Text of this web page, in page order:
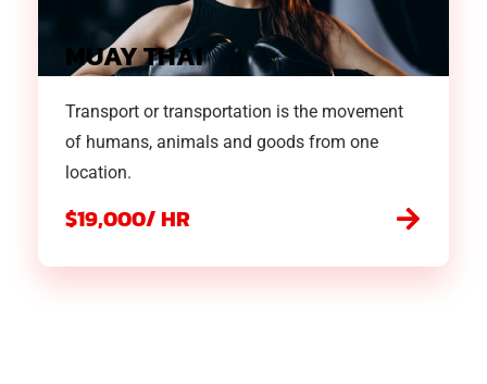
MUAY THAI
Transport or transportation is the movement
of humans, animals and goods from one
location.
$19,000/ HR